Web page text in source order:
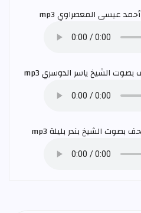
أحمد عيسى المعصراوي
ياسر الدوسريmp3
بندر بليلة